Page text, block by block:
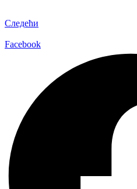
Следећи
Facebook